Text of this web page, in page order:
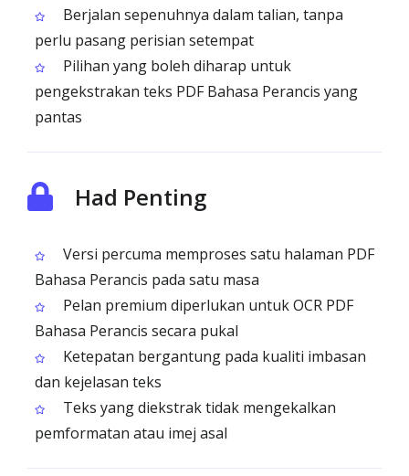
Berjalan sepenuhnya dalam talian, tanpa
perlu pasang perisian setempat
Pilihan yang boleh diharap untuk
pengekstrakan teks PDF Bahasa Perancis yang
pantas
Had Penting
Versi percuma memproses satu halaman PDF
Bahasa Perancis pada satu masa
Pelan premium diperlukan untuk OCR PDF
Bahasa Perancis secara pukal
Ketepatan bergantung pada kualiti imbasan
dan kejelasan teks
Teks yang diekstrak tidak mengekalkan
pemformatan atau imej asal